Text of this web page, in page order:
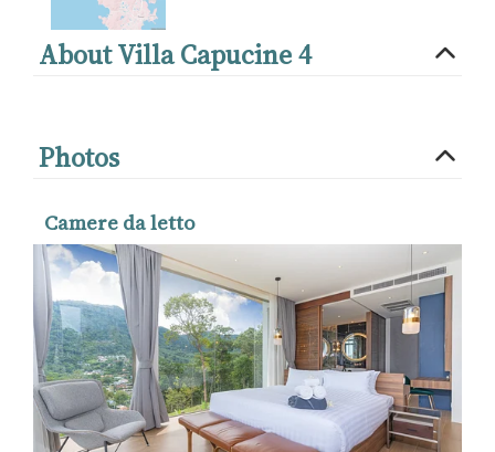
About Villa Capucine 4
Photos
Camere da letto